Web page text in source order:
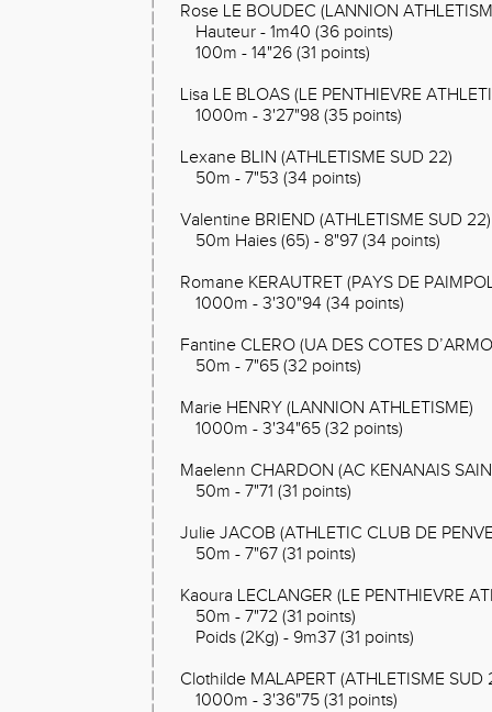
Rose LE BOUDEC (LANNION
Hauteur - 1m40 (36 points)
100m - 14"26 (31 points)
Lisa LE BLOAS (LE PENTHIEVRE
1000m - 3'27"98 (35 points)
Lexane BLIN (ATHLETISME SUD 22)
50m - 7"53 (34 points)
Valentine BRIEND (ATHLETISME SUD 22)
50m Haies (65) - 8"97 (34 points)
Romane KERAUTRET (PAYS DE
1000m - 3'30"94 (34 points)
Fantine CLERO (UA DES COTES
50m - 7"65 (32 points)
Marie HENRY (LANNION ATHLETISME)
1000m - 3'34"65 (32 points)
Maelenn CHARDON (AC KENANAIS
50m - 7"71 (31 points)
Julie JACOB (ATHLETIC CLUB DE
50m - 7"67 (31 points)
Kaoura LECLANGER (LE PENTHIEVRE
50m - 7"72 (31 points)
Poids (2Kg) - 9m37 (31 points)
Clothilde MALAPERT (ATHLETISME SUD
1000m - 3'36"75 (31 points)